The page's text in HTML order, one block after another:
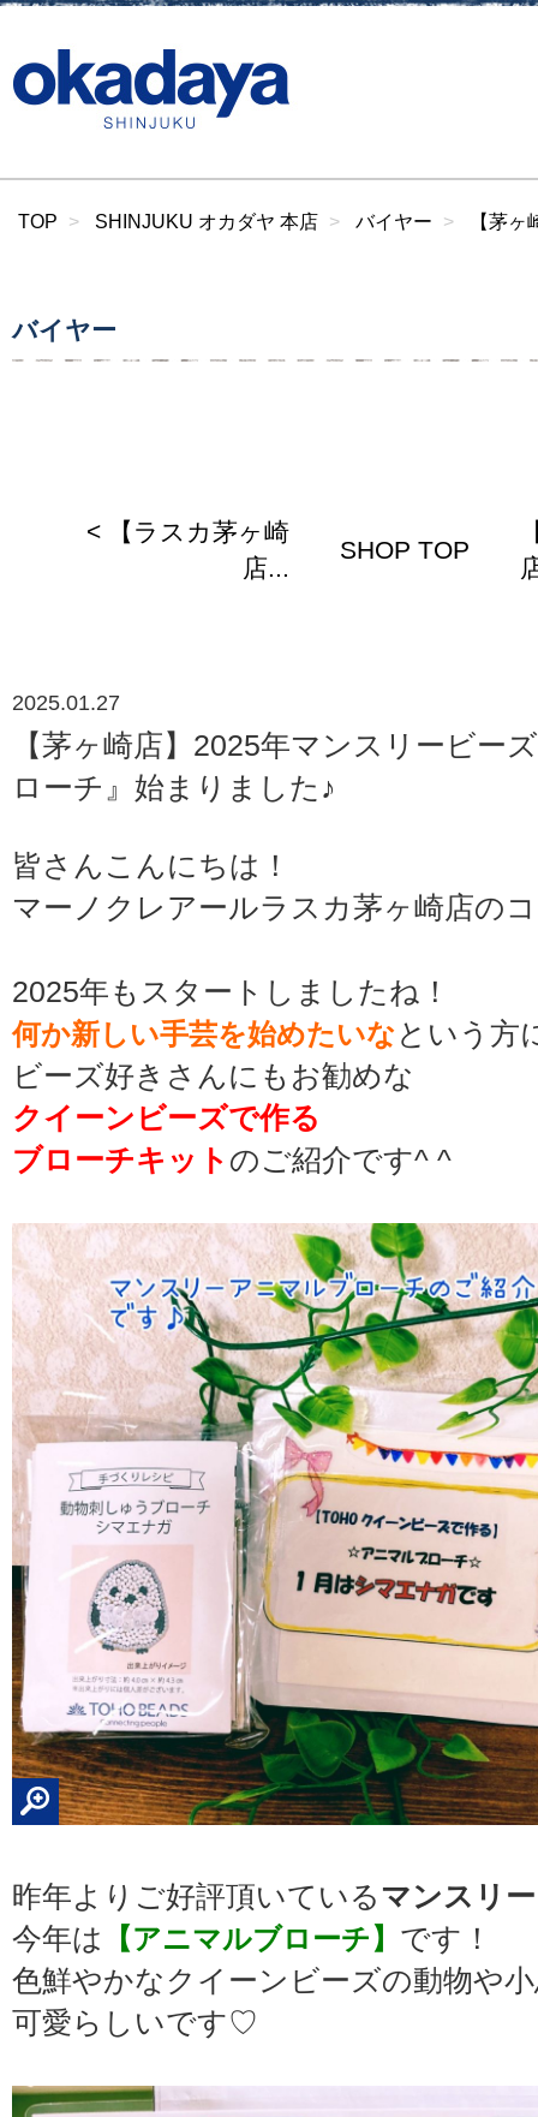
TOP SHINJUKU オカダヤ 本店 バイヤー 【茅
バイヤー
< 【ラスカ茅ヶ崎
店...
SHOP TOP
2025.01.27
【茅ヶ崎店】2025年マンスリービー
ローチ』始まりました♪
皆さんこんにちは！
マーノクレアールラスカ茅ヶ崎店の
2025年もスタートしましたね！
何か新しい手芸を始めたいなという方
ビーズ好きさんにもお勧めな
クイーンビーズで作る
ブローチキット のご紹介です^ ^
昨年よりご好評頂いている マンスリ
今年は
【アニマルブローチ】 です！
色鮮やかなクイーンビーズの動物や
可愛らしいです♡